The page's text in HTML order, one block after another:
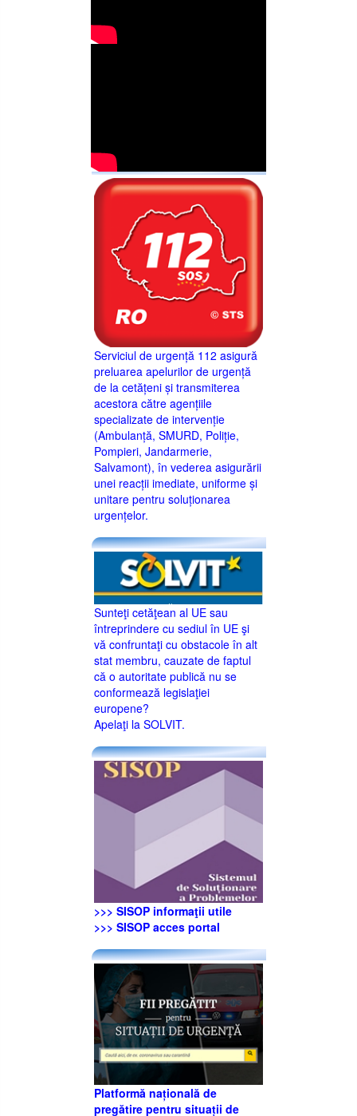
Serviciul de urgență 112 asigură
preluarea apelurilor de urgență
de la cetățeni și transmiterea
acestora către agențiile
specializate de intervenție
(Ambulanță, SMURD, Poliție,
Pompieri, Jandarmerie,
Salvamont), în vederea asigurării
unei reacții imediate, uniforme și
unitare pentru soluționarea
urgențelor.
Sunteţi cetăţean al UE sau
întreprindere cu sediul în UE şi
vă confruntaţi cu obstacole în alt
stat membru, cauzate de faptul
că o autoritate publică nu se
conformează legislaţiei
europene?
Apelaţi la SOLVIT.
>>> SISOP informaţii utile
>>> SISOP acces portal
Platformă națională de
pregătire pentru situații de